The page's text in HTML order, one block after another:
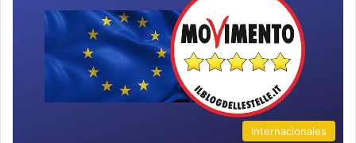
Internacionales